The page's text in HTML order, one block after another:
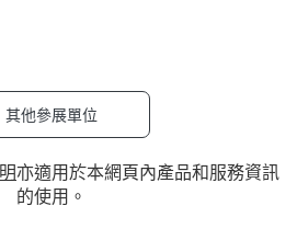
其他參展單位
亦適用於本網頁內產品和服務資訊
的使用。